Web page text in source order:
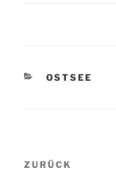
KATEGORIEN
OSTSEE
Vorheriger
ZURÜCK